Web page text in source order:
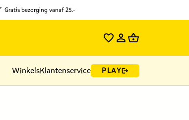
Gratis bezorging vanaf 25.-
WinkelsKlantenservice PLAY